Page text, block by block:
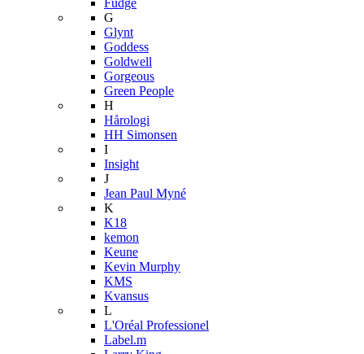
Fudge
G
Glynt
Goddess
Goldwell
Gorgeous
Green People
H
Hårologi
HH Simonsen
I
Insight
J
Jean Paul Myné
K
K18
kemon
Keune
Kevin Murphy
KMS
Kvansus
L
L'Oréal Professionel
Label.m